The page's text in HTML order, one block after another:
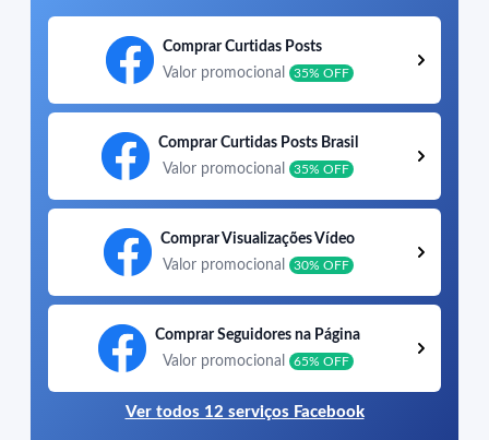
Comprar Curtidas Posts
Valor promocional
35% OFF
Comprar Curtidas Posts Brasil
Valor promocional
35% OFF
Comprar Visualizações Vídeo
Valor promocional
30% OFF
Comprar Seguidores na Página
Valor promocional
65% OFF
Ver todos 12 serviços Facebook